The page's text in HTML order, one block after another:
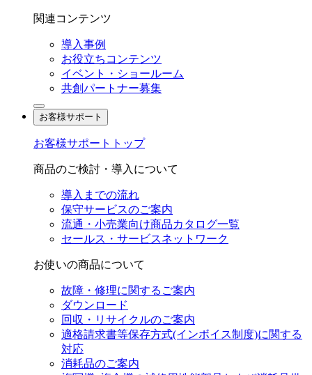
関連コンテンツ
導入事例
お役立ちコンテンツ
イベント・ショールーム
共創パートナー募集
お客様サポート
お客様サポートトップ
商品のご検討・導入について
導入までの流れ
保守サービスのご案内
流通・小売業向け商品カタログ一覧
セールス・サービスネットワーク
お使いの商品について
故障・修理に関するご案内
ダウンロード
回収・リサイクルのご案内
適格請求書等保存方式(インボイス制度)に関する
対応
消耗品のご案内